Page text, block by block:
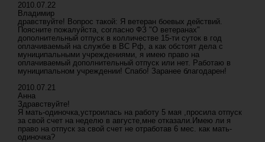
2010.07.22
Владимир
дравствуйте! Вопрос такой: Я ветеран боевых действий.
Поясните пожалуйста, согласно ФЗ "О ветеранах"
дополнительный отпуск в колличестве 15-ти суток в год
оплачиваемый на службе в ВС Рф, а как обстоят дела с
муниципальными учреждениями, я имею право на
оплачиваемый дополнительный отпуск или нет. Работаю в
муниципальном учреждении! Спабо! Заранее благодарен!
2010.07.21
Анна
Здравствуйте!
Я мать-одиночка,устроилась на работу 5 мая ,просила отпуск
за свой счет на неделю в августе,мне отказали.Имею ли я
право на отпуск за свой счет не отработав 6 мес. как мать-
одиночка?